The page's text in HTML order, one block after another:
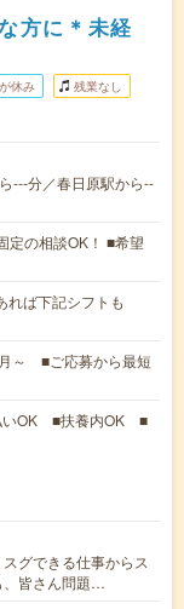
方に＊未経
休み 残業なし
---分／春日原駅から--
定の相談OK！ ■希望
れば下記シフトも
月～ ■ご応募から最短
いOK ■扶養内OK ■
グできる仕事からス
、皆さん問題…